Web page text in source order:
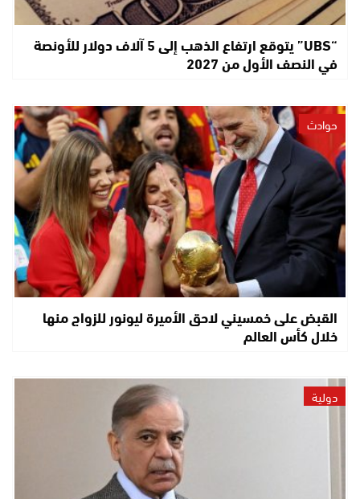
“UBS” يتوقع ارتفاع الذهب إلى 5 آلاف دولار للأونصة
في النصف الأول من 2027
حوادث
القبض على خمسيني لاحق الأميرة ليونور للزواج منها
خلال كأس العالم
دولية